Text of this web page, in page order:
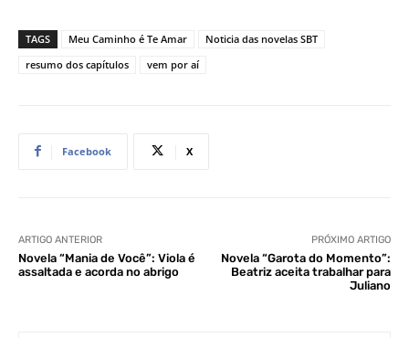
TAGS Meu Caminho é Te Amar
Noticia das novelas SBT
resumo dos capítulos
vem por aí
Facebook X
ARTIGO ANTERIOR
Novela “Mania de Você”: Viola é
assaltada e acorda no abrigo
PRÓXIMO ARTIGO
Novela “Garota do Momento”:
Beatriz aceita trabalhar para
Juliano